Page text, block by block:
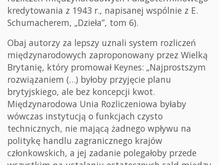
kredytowania z 1943 r., napisanej wspólnie z E.
Schumacherem, „Dzieła”, tom 6).
Obaj autorzy za lepszy uznali system rozliczeń
międzynarodowych zaproponowany przez Wielką
Brytanię, który promował Keynes: „Najprostszym
rozwiązaniem (…) byłoby przyjęcie planu
brytyjskiego, ale bez koncepcji kwot.
Międzynarodowa Unia Rozliczeniowa byłaby
wówczas instytucją o funkcjach czysto
technicznych, nie mającą żadnego wpływu na
politykę handlu zagranicznego krajów
członkowskich, a jej zadanie polegałoby przede